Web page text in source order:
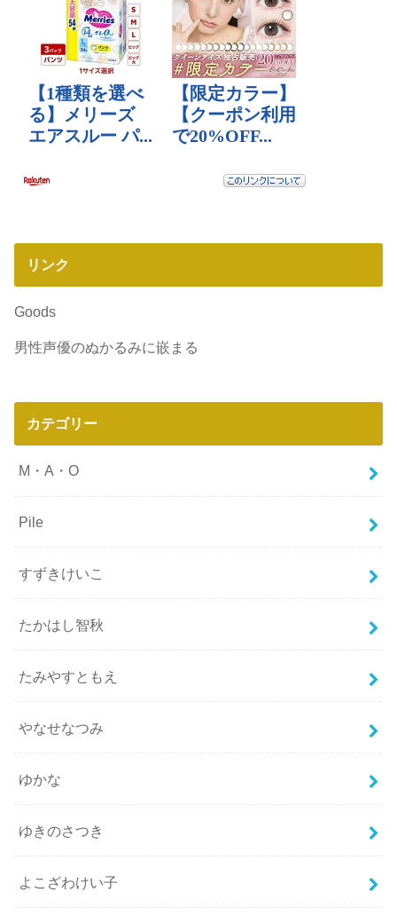
リンク
Goods
男性声優のぬかるみに嵌まる
カテゴリー
M・A・O
Pile
すずきけいこ
たかはし智秋
たみやすともえ
やなせなつみ
ゆかな
ゆきのさつき
よこざわけい子